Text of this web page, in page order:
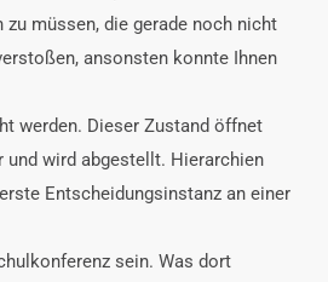
zu müssen, die gerade noch nicht
ansonsten konnte Ihnen
werden. Dieser Zustand öffnet
und wird abgestellt. Hierarchien
Entscheidungsinstanz an einer
sein. Was dort